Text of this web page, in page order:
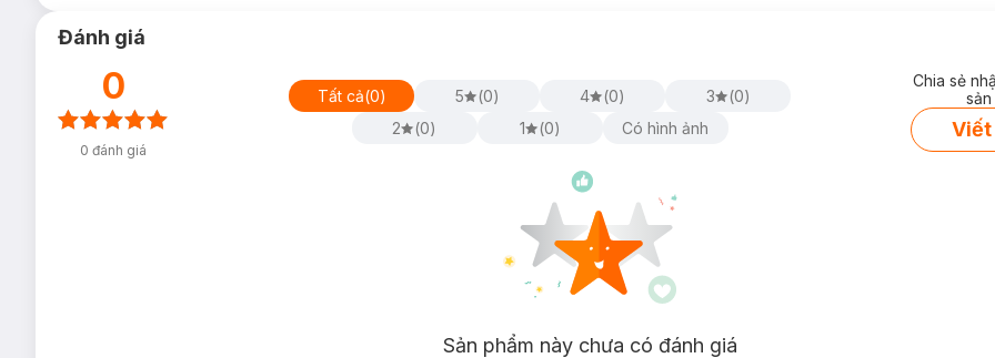
Đánh giá
0
0 đánh giá
Tất cả(0) 5 (0) 4 (0) 3 (0)
2
(0) 1 (0) Có hình ảnh
Chia sẻ
Viết
Sản phẩm này chưa có đánh giá